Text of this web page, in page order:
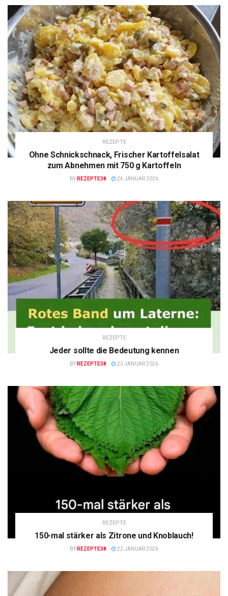
REZEPTE
Ohne Schnickschnack, Frischer Kartoffelsalat
zum Abnehmen mit 750 g Kartoffeln
BY REZEPTE38 24 JANUAR 2026
REZEPTE
Jeder sollte die Bedeutung kennen
BY REZEPTE38 23 JANUAR 2026
REZEPTE
150-mal stärker als Zitrone und Knoblauch!
BY REZEPTE38 22 JANUAR 2026